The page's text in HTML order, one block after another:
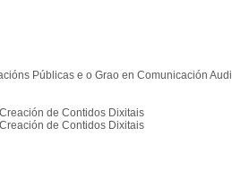
Públicas e o Grao en Comunicación Audi
de Contidos Dixitais
de Contidos Dixitais